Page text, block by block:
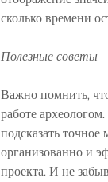
сколько времени
Полезные советы
Важно помнить,
работе
подсказать
организованно и
проекта. И не